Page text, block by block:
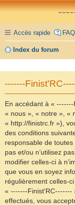
Accès rapide FAQ
Index du forum
-------
En accédant à «
« nous », « notre », «
« http://finistrc.fr »),
des conditions
responsable de
pas et/ou n’utilisez
modifier celles-ci à
que vous en soyez
régulièrement celles-
« -------Finist'RC-------
effectués, vous